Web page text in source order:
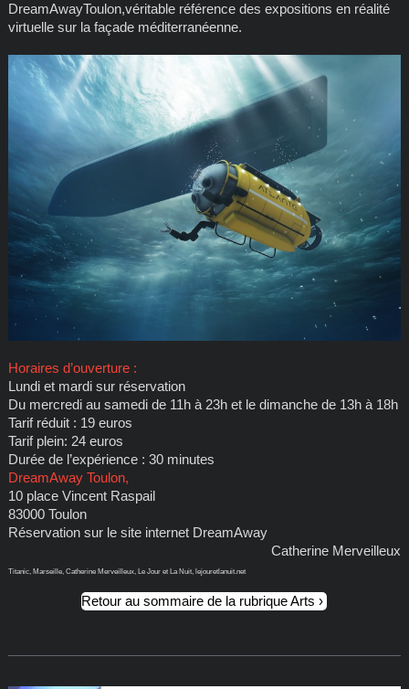
DreamAwayToulon,véritable référence des expositions en réalité
virtuelle sur la façade méditerranéenne.
Horaires d’ouverture :
Lundi et mardi sur réservation
Du mercredi au samedi de 11h à 23h et le dimanche de 13h à 18h
Tarif réduit : 19 euros
Tarif plein: 24 euros
Durée de l’expérience : 30 minutes
DreamAway Toulon,
10 place Vincent Raspail
83000 Toulon
Réservation sur le site internet DreamAway
Catherine Merveilleux
Titanic, Marseille, Catherine Merveilleux, Le Jour et La Nuit, lejouretlanuit.net
Retour au sommaire de la rubrique Arts